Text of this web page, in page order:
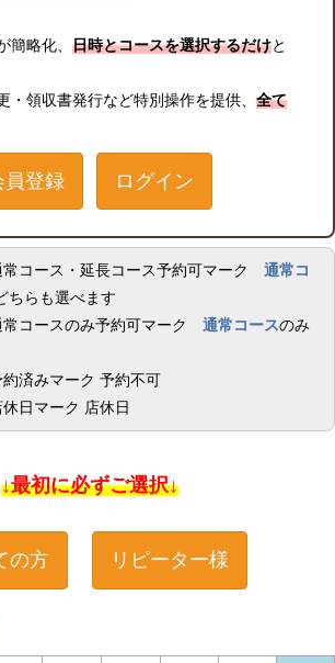
簡略化、 日時とコースを選択するだけと
・領収書発行など特別操作を提供、 全て
員登録 ログイン
通常コ
ちらも選べます
通常コースのみ
予約不可
店休日
↓最初に必ずご選択↓
の方 リピーター様